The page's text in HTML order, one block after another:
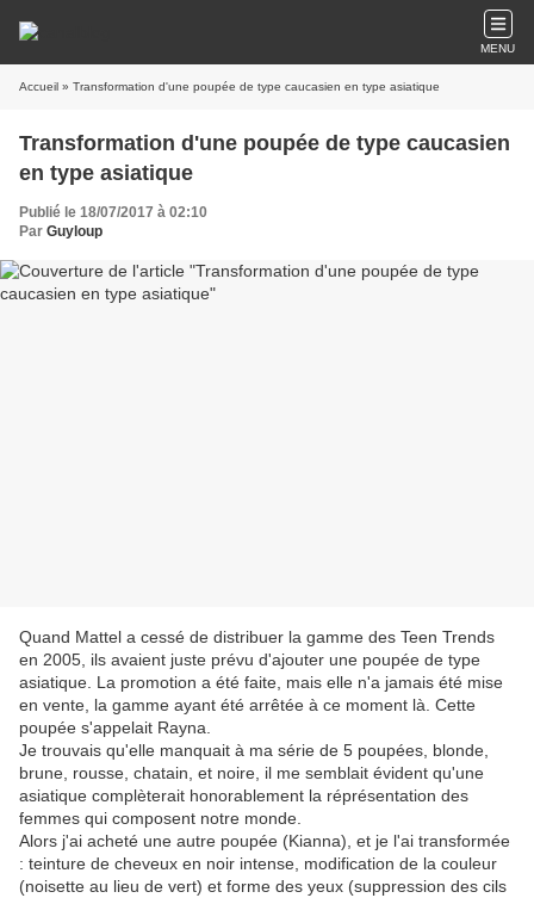
MENU
Accueil » Transformation d'une poupée de type caucasien en type asiatique
Transformation d'une poupée de type caucasien
en type asiatique
Publié le 18/07/2017 à 02:10
Par Guyloup
Quand Mattel a cessé de distribuer la gamme des Teen Trends
en 2005, ils avaient juste prévu d'ajouter une poupée de type
asiatique. La promotion a été faite, mais elle n'a jamais été mise
en vente, la gamme ayant été arrêtée à ce moment là. Cette
poupée s'appelait Rayna.
Je trouvais qu'elle manquait à ma série de 5 poupées, blonde,
brune, rousse, chatain, et noire, il me semblait évident qu'une
asiatique complèterait honorablement la réprésentation des
femmes qui composent notre monde.
Alors j'ai acheté une autre poupée (Kianna), et je l'ai transformée
: teinture de cheveux en noir intense, modification de la couleur
(noisette au lieu de vert) et forme des yeux (suppression des cils